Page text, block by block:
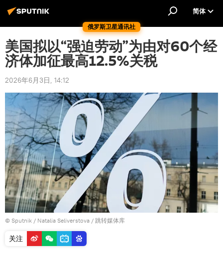
俄罗斯卫星通讯社
简体
美国拟以“强迫劳动”为由对60个经
济体加征最高12.5%关税
2026年6月3日, 14:12
© Sputnik / Natalia Seliverstova / 跳转媒体库
关注